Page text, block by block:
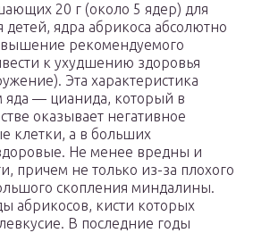
20 г (около 5 ядер) для
детей, ядра абрикоса абсолютно
рекомендуемого
к ухудшению здоровья
Эта характеристика
яда — цианида, который в
оказывает негативное
клетки, а в больших
Не менее вредны и
причем не только из-за плохого
скопления миндалины.
абрикосов, кисти которых
В последние годы